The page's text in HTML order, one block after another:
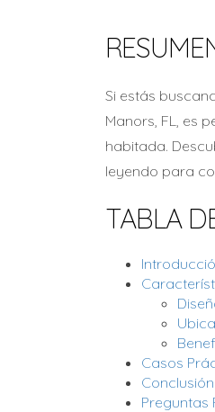
Si estás
Manors, FL, es
habitada.
leyendo para
TABLA
Casos
Conclusión
Preguntas